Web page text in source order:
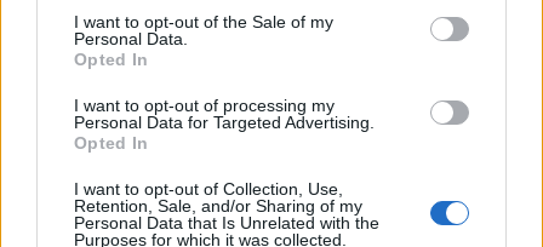
consent section.
I want to opt-out of the Sale of my
Personal Data.
Opted In
I want to opt-out of processing my
Personal Data for Targeted Advertising.
Opted In
I want to opt-out of Collection, Use,
Retention, Sale, and/or Sharing of my
Personal Data that Is Unrelated with the
Purposes for which it was collected.
Atya világ, mi van ezeken a
veszprémi táblákon? Aki tudja, írja
meg! Aki nem, az tippeljen
Zubreczki Dávid •2014. július 29.
Valahonnan marhára ismerősek, de nem tudom